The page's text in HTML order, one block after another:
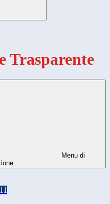
Trasparente
Menu di